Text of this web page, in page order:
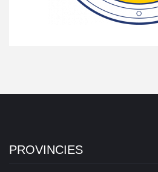
PROVINCIES